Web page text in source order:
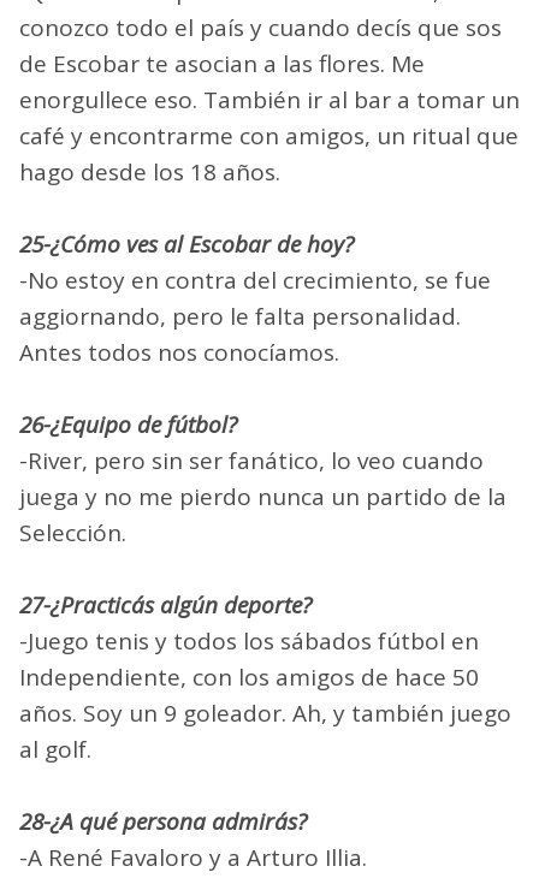
conozco todo el país y cuando decís que sos
de Escobar te asocian a las flores. Me
enorgullece eso. También ir al bar a tomar un
café y encontrarme con amigos, un ritual que
hago desde los 18 años.
25-¿Cómo ves al Escobar de hoy?
-No estoy en contra del crecimiento, se fue
aggiornando, pero le falta personalidad.
Antes todos nos conocíamos.
26-¿Equipo de fútbol?
-River, pero sin ser fanático, lo veo cuando
juega y no me pierdo nunca un partido de la
Selección.
27-¿Practicás algún deporte?
-Juego tenis y todos los sábados fútbol en
Independiente, con los amigos de hace 50
años. Soy un 9 goleador. Ah, y también juego
al golf.
28-¿A qué persona admirás?
-A René Favaloro y a Arturo Illia.